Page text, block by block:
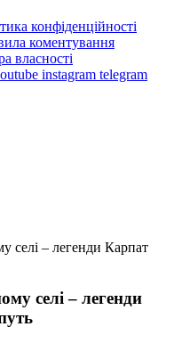
конфіденційності
коментування
власності
instagram telegram
селі – легенди Карпат
селі – легенди